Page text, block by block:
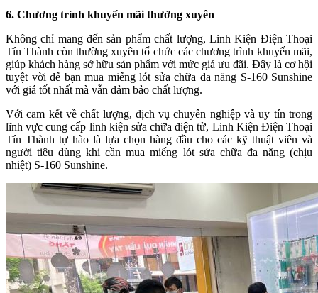
6. Chương trình khuyến mãi thường xuyên
Không chỉ mang đến sản phẩm chất lượng, Linh Kiện Điện Thoại
Tín Thành còn thường xuyên tổ chức các chương trình khuyến mãi,
giúp khách hàng sở hữu sản phẩm với mức giá ưu đãi. Đây là cơ hội
tuyệt vời để bạn mua miếng lót sửa chữa đa năng S-160 Sunshine
với giá tốt nhất mà vẫn đảm bảo chất lượng.
Với cam kết về chất lượng, dịch vụ chuyên nghiệp và uy tín trong
lĩnh vực cung cấp linh kiện sửa chữa điện tử, Linh Kiện Điện Thoại
Tín Thành tự hào là lựa chọn hàng đầu cho các kỹ thuật viên và
người tiêu dùng khi cần mua miếng lót sửa chữa đa năng (chịu
nhiệt) S-160 Sunshine.